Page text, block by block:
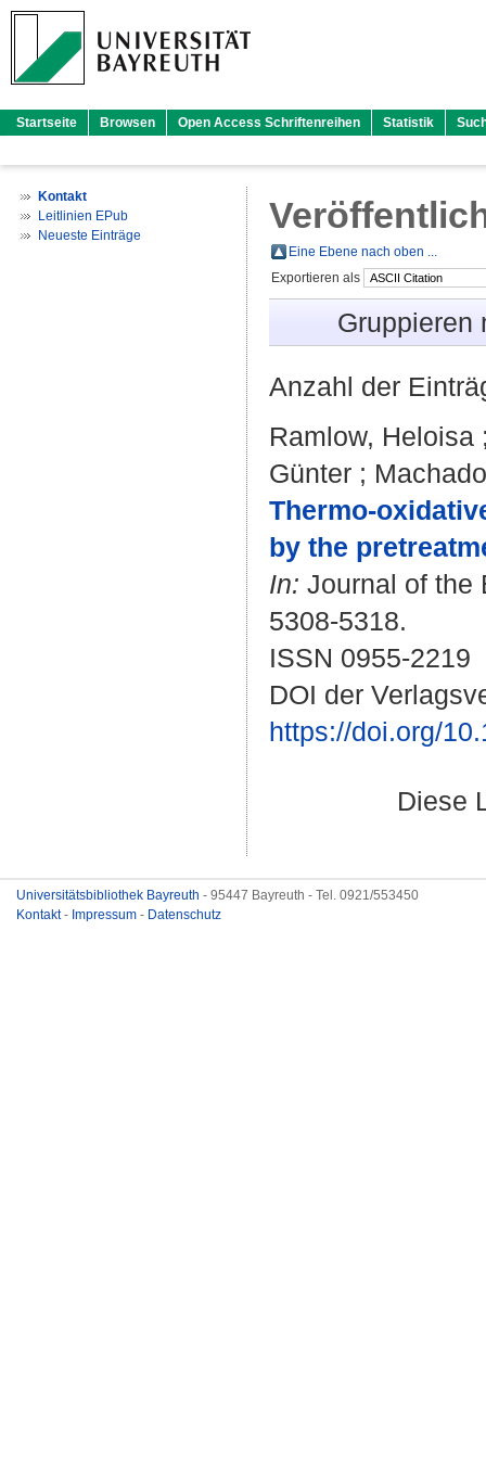
Startseite Browsen Open Access Schriftenreihen Statistik
Kontakt
Leitlinien EPub
Neueste Einträge
Eine Ebene nach oben ...
Exportieren als
Anzahl der
Ramlow, Heloisa
Günter ;
Thermo-
by the
In: Journal of the
5308-5318.
ISSN 0955-2219
DOI der
https://doi.org/
Diese
Universitätsbibliothek Bayreuth - 95447 Bayreuth - Tel. 0921/553450
Kontakt- Impressum - Datenschutz